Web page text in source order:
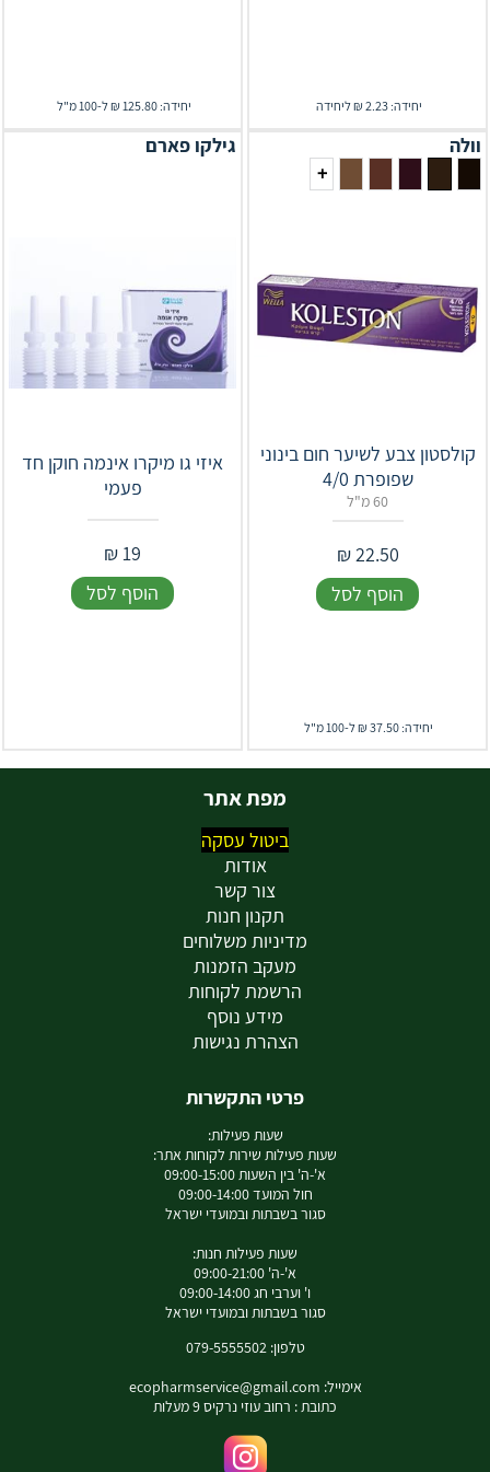
יחידה: 2.23 ₪ ליחידה יחידה: 125.80 ₪ ל-100 מ"ל
וולה
+
קולסטון צבע לשיער חום בינוני
שפופרת 4/0
60 מ"ל
22.50
₪
הוסף לסל
יחידה: 37.50 ₪ ל-100 מ"ל
גילקו פארם
איזי גו מיקרו אינמה חוקן חד
פעמי
19
₪
הוסף לסל
מפת אתר
ביטול עסקה
אודות
צור קשר
תקנון חנות
מדיניות משלוחים
מעקב הזמנות
הרשמת לקוחות
מידע נוסף
הצהרת נגישות
פרטי התקשרות
שעות פעילות:
שעות פעילות שירות לקוחות אתר:
א'-ה' בין השעות 09:00-15:00
חול המועד 09:00-14:00
סגור בשבתות ובמועדי ישראל
שעות פעילות חנות:
א'-ה' 09:00-21:00
ו' וערבי חג 09:00-14:00
סגור בשבתות ובמועדי ישראל
טלפון: 079-5555502
אימייל: ecopharmservice@gmail.com
כתובת : רחוב עוזי נרקיס 9 מעלות